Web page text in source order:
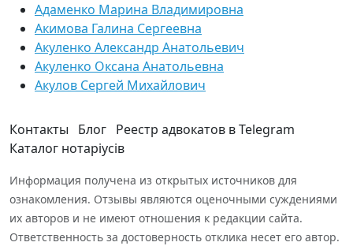
Адаменко Марина Владимировна
Акимова Галина Сергеевна
Акуленко Александр Анатольевич
Акуленко Оксана Анатольевна
Акулов Сергей Михайлович
Контакты Блог Реестр адвокатов в Telegram
Каталог нотаріусів
Информация получена из открытых источников для
ознакомления. Отзывы являются оценочными суждениями
их авторов и не имеют отношения к редакции сайта.
Ответственность за достоверность отклика несет его автор.